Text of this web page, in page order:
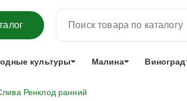
ПРЕДЗАКАЗ =ЗАБРОНИРОВАТЬ
Гарантии
культуры Малина Виноград
Ренклод ранний